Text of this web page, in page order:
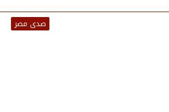
صدى مصر